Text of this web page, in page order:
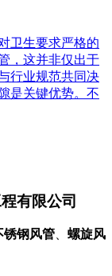
卫生要求严格的
，这并非仅出于
行业规范共同决
是关键优势。不
有限公司
锈钢风管
螺旋风